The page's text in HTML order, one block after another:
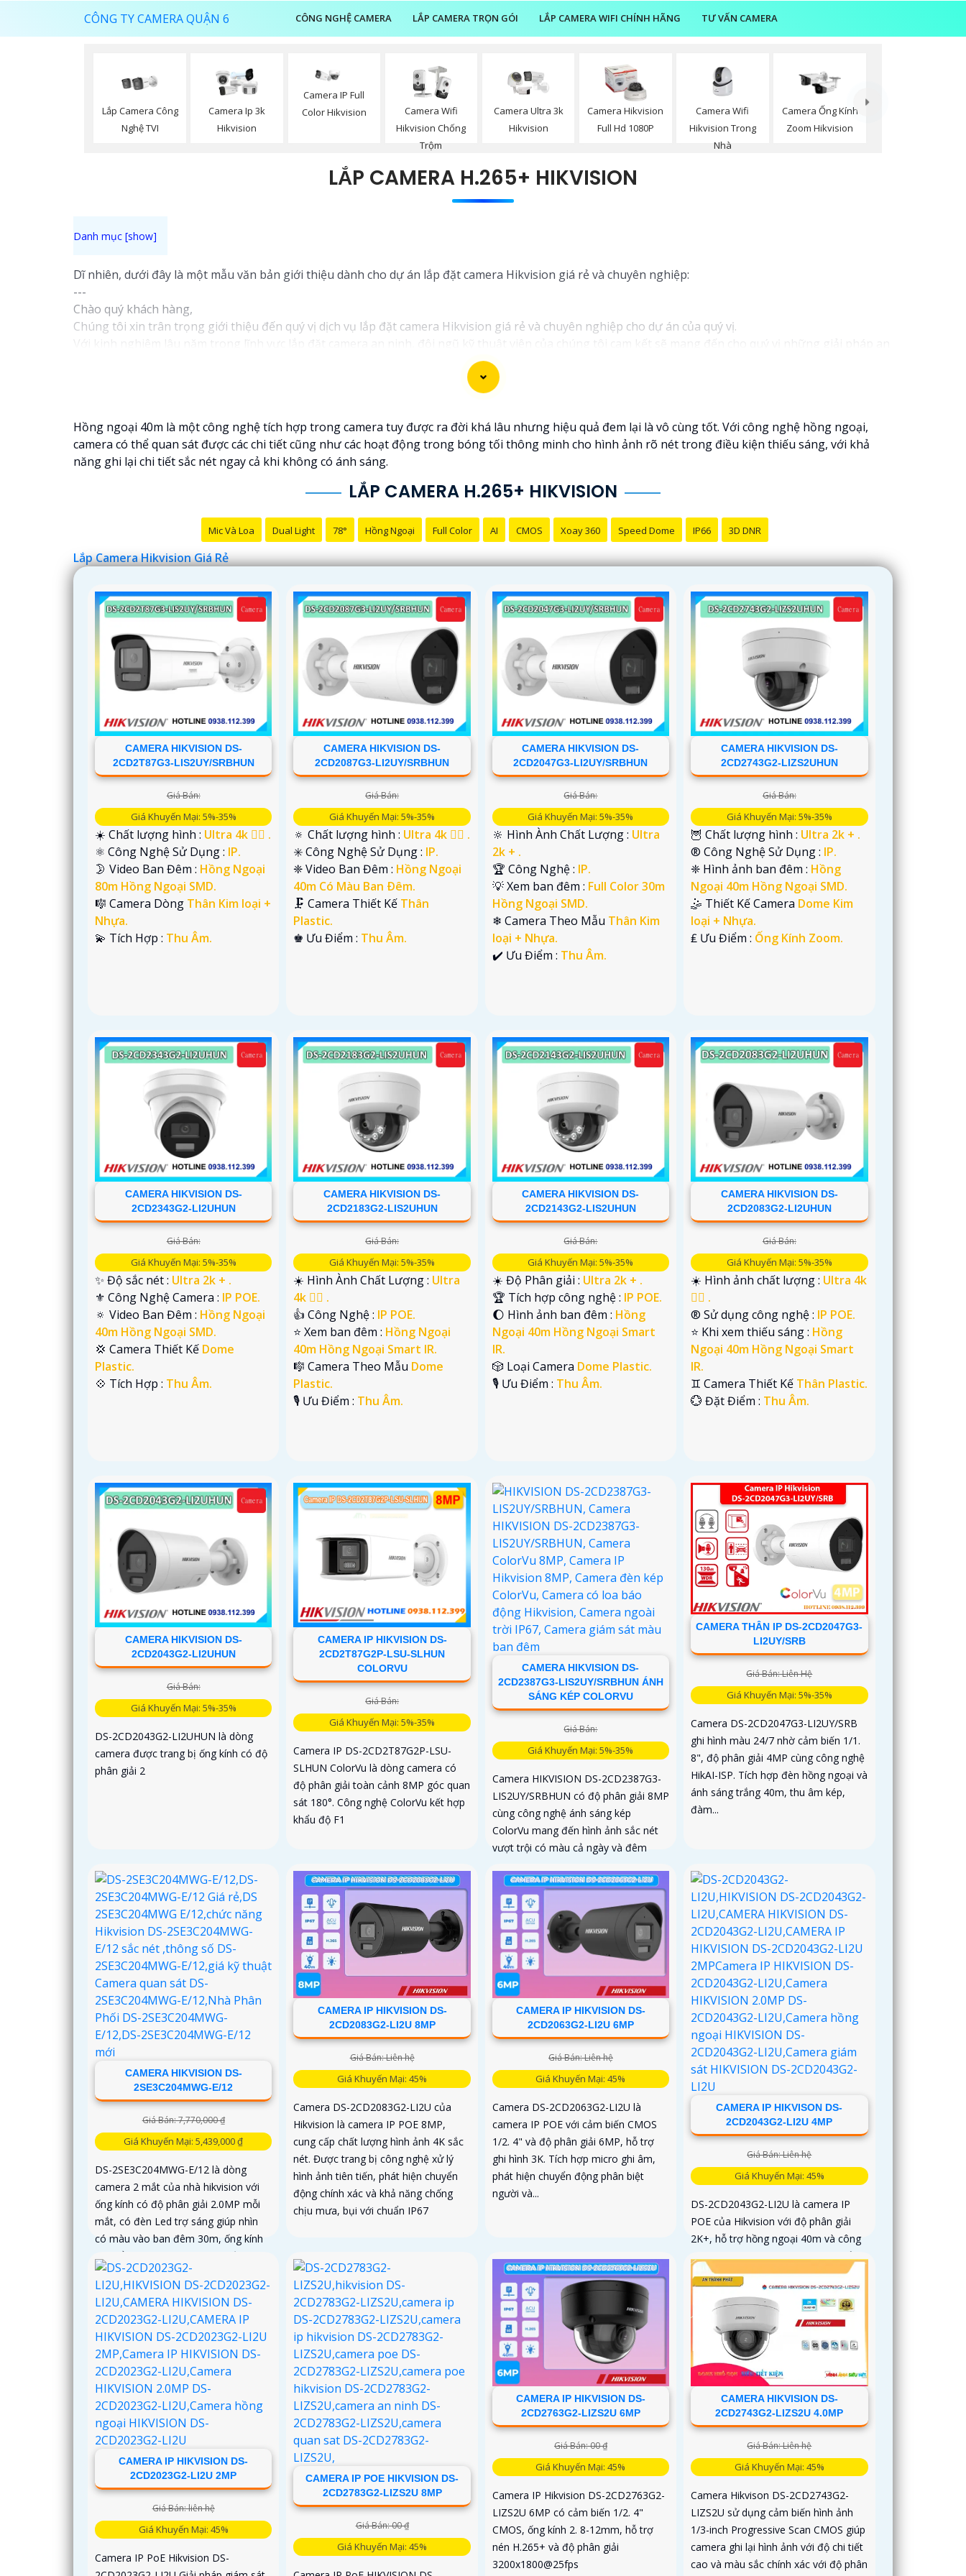
CÔNG TY CAMERA QUẬN 6 CÔNG NGHỆ CAMERA LẮP CAMERA TRỌN GÓI LẮP CAMERA WIFI CHÍNH HÃNG TƯ VẤN CAMERA
Lắp Camera Công
Nghệ TVI
Camera Ip 3k
Hikvision
Camera IP Full
Color Hikvision
Camera Wifi
Hikvision Chống
Trộm
Camera Ultra 3k
Hikvision
Camera Hikvision
Full Hd 1080P
Camera Wifi
Hikvision Trong
Nhà
Camera Ống Kính
Zoom Hikvision
LẮP CAMERA H.265+ HIKVISION
Dĩ nhiên, dưới đây là một mẫu văn bản giới thiệu dành cho dự án lắp đặt camera Hikvision giá rẻ và chuyên nghiệp:
---
Chào quý khách hàng,
Chúng tôi xin trân trọng giới thiệu đến quý vị dịch vụ lắp đặt camera Hikvision giá rẻ và chuyên nghiệp cho dự án của quý vị.
Với kinh nghiệm lâu năm trong lĩnh vực lắp đặt camera an ninh, đội ngũ kỹ thuật viên của chúng tôi cam kết sẽ mang đến cho quý vị những giải pháp an
Camera của Hikvision được biết đến là một trong những thương hiệu hàng đầu thế giới về giải pháp an ninh video. Với các tính năng và công nghệ tiên
chất lượng hình ảnh sắc nét mà còn đem đến sự tin cậy và an toàn cho dự án của quý vị.
Hồng ngoại 40m là một công nghệ tích hợp trong camera tuy được ra đời khá lâu nhưng hiệu quả đem lại là vô cùng tốt. Với công nghệ hồng ngoại,
camera có thể quan sát được các chi tiết cũng như các hoạt động trong bóng tối thông minh cho hình ảnh rõ nét trong điều kiện thiếu sáng, với khả
năng ghi lại chi tiết sắc nét ngay cả khi không có ánh sáng.
LẮP CAMERA H.265+ HIKVISION
Mic Và Loa Dual Light 78° Hồng Ngoại Full Color AI CMOS Xoay 360 Speed Dome IP66 3D DNR
Lắp Camera Hikvision Giá Rẻ
CAMERA HIKVISION DS-
2CD2T87G3-LIS2UY/SRBHUN
Giá Bán:
Giá Khuyến Mại: 5%-35%
☀️ Chất lượng hình : Ultra 4k 👍🏾 .
⚛️ Công Nghệ Sử Dụng : IP.
🌛 Video Ban Đêm : Hồng Ngoại
80m Hồng Ngoại SMD.
🎼️ Camera Dòng Thân Kim loại +
Nhựa.
️💫 Tích Hợp : Thu Âm.
CAMERA HIKVISION DS-
2CD2087G3-LI2UY/SRBHUN
Giá Bán:
Giá Khuyến Mại: 5%-35%
🔅 Chất lượng hình : Ultra 4k 👍🏾 .
✳️ Công Nghệ Sử Dụng : IP.
❈ Video Ban Đêm : Hồng Ngoại
40m Có Màu Ban Ðêm.
🗜️ Camera Thiết Kế Thân
Plastic.
️♚ Ưu Điểm : Thu Âm.
CAMERA HIKVISION DS-
2CD2047G3-LI2UY/SRBHUN
Giá Bán:
Giá Khuyến Mại: 5%-35%
🔆 Hình Ành Chất Lượng : Ultra
2k + .
🏆 Công Nghệ : IP.
💡 Xem ban đêm : Full Color 30m
Hồng Ngoại SMD.
❄ Camera Theo Mẫu Thân Kim
loại + Nhựa.
️✔️ Ưu Điểm : Thu Âm.
CAMERA HIKVISION DS-
2CD2743G2-LIZS2UHUN
Giá Bán:
Giá Khuyến Mại: 5%-35%
🦉 Chất lượng hình : Ultra 2k + .
®️ Công Nghệ Sử Dụng : IP.
❈ Hình ảnh ban đêm : Hồng
Ngoại 40m Hồng Ngoại SMD.
🤹 Thiết Kế Camera Dome Kim
loại + Nhựa.
️₤ Ưu Điểm : Ống Kính Zoom.
CAMERA HIKVISION DS-
2CD2343G2-LI2UHUN
Giá Bán:
Giá Khuyến Mại: 5%-35%
✨ Độ sắc nét : Ultra 2k + .
⚜️ Công Nghệ Camera : IP POE.
🔅 Video Ban Đêm : Hồng Ngoại
40m Hồng Ngoại SMD.
💢 Camera Thiết Kế Dome
Plastic.
️💠 Tích Hợp : Thu Âm.
CAMERA HIKVISION DS-
2CD2183G2-LIS2UHUN
Giá Bán:
Giá Khuyến Mại: 5%-35%
☀️ Hình Ành Chất Lượng : Ultra
4k 👍🏾 .
👍 Công Nghệ : IP POE.
⭐ Xem ban đêm : Hồng Ngoại
40m Hồng Ngoại Smart IR.
🎼️ Camera Theo Mẫu Dome
Plastic.
️🎙 Ưu Điểm : Thu Âm.
CAMERA HIKVISION DS-
2CD2143G2-LIS2UHUN
Giá Bán:
Giá Khuyến Mại: 5%-35%
☀️ Độ Phân giải : Ultra 2k + .
🏆 Tích hợp công nghệ : IP POE.
🌔 Hình ảnh ban đêm : Hồng
Ngoại 40m Hồng Ngoại Smart
IR.
🎲 Loại Camera Dome Plastic.
️🎙 Ưu Điểm : Thu Âm.
CAMERA HIKVISION DS-
2CD2083G2-LI2UHUN
Giá Bán:
Giá Khuyến Mại: 5%-35%
☀️ Hình ảnh chất lượng : Ultra 4k
👍🏾 .
®️ Sử dụng công nghệ : IP POE.
⭐ Khi xem thiếu sáng : Hồng
Ngoại 40m Hồng Ngoại Smart
IR.
♊ Camera Thiết Kế Thân Plastic.
️💮 Đặt Điểm : Thu Âm.
CAMERA HIKVISION DS-
2CD2043G2-LI2UHUN
Giá Bán:
Giá Khuyến Mại: 5%-35%
DS-2CD2043G2-LI2UHUN là dòng
camera được trang bị ống kính có độ
phân giải 2
CAMERA IP HIKVISION DS-
2CD2T87G2P-LSU-SLHUN
COLORVU
Giá Bán:
Giá Khuyến Mại: 5%-35%
Camera IP DS-2CD2T87G2P-LSU-
SLHUN ColorVu là dòng camera có
độ phân giải toàn cảnh 8MP góc quan
sát 180°. Công nghệ ColorVu kết hợp
khẩu độ F1
CAMERA HIKVISION DS-
2CD2387G3-LIS2UY/SRBHUN ÁNH
SÁNG KÉP COLORVU
Giá Bán:
Giá Khuyến Mại: 5%-35%
Camera HIKVISION DS-2CD2387G3-
LIS2UY/SRBHUN có độ phân giải 8MP
cùng công nghệ ánh sáng kép
ColorVu mang đến hình ảnh sắc nét
vượt trội có màu cả ngày và đêm
CAMERA THÂN IP DS-2CD2047G3-
LI2UY/SRB
Giá Bán: Liên Hệ
Giá Khuyến Mại: 5%-35%
Camera DS-2CD2047G3-LI2UY/SRB
ghi hình màu 24/7 nhờ cảm biến 1/1.
8", độ phân giải 4MP cùng công nghệ
HikAI-ISP. Tích hợp đèn hồng ngoại và
ánh sáng trắng 40m, thu âm kép,
đàm...
CAMERA HIKVISION DS-
2SE3C204MWG-E/12
Giá Bán: 7,770,000 ₫
Giá Khuyến Mại: 5,439,000 ₫
DS-2SE3C204MWG-E/12 là dòng
camera 2 mắt của nhà hikvision với
ống kính có độ phân giải 2.0MP mỗi
mắt, có đèn Led trợ sáng giúp nhìn
có màu vào ban đêm 30m, ống kính
có thể thu phóng, trang bị chống
ngược sáng DWDR
CAMERA IP HIKVISION DS-
2CD2083G2-LI2U 8MP
Giá Bán: Liên hệ
Giá Khuyến Mại: 45%
Camera DS-2CD2083G2-LI2U của
Hikvision là camera IP POE 8MP,
cung cấp chất lượng hình ảnh 4K sắc
nét. Được trang bị công nghệ xử lý
hình ảnh tiên tiến, phát hiện chuyển
động chính xác và khả năng chống
chịu mưa, bụi với chuẩn IP67
CAMERA IP HIKVISION DS-
2CD2063G2-LI2U 6MP
Giá Bán: Liên hệ
Giá Khuyến Mại: 45%
Camera DS-2CD2063G2-LI2U là
camera IP POE với cảm biến CMOS
1/2. 4" và độ phân giải 6MP, hỗ trợ
ghi hình 3K. Tích hợp micro ghi âm,
phát hiện chuyển động phân biệt
người và...
CAMERA IP HIKVISON DS-
2CD2043G2-LI2U 4MP
Giá Bán: Liên hệ
Giá Khuyến Mại: 45%
DS-2CD2043G2-LI2U là camera IP
POE của Hikvision với độ phân giải
2K+, hỗ trợ hồng ngoại 40m và công
nghệ Smart Hybrid Light cho hình ảnh
ban đêm màu khi phát hiện chuyển
động. Camera còn có tính năng phát
hiện xâm nhập, hàng rào ảo và phân
biệt người, phương tiện
CAMERA IP HIKVISION DS-
2CD2023G2-LI2U 2MP
Giá Bán: liên hệ
Giá Khuyến Mại: 45%
Camera IP PoE Hikvision DS-
CAMERA IP POE HIKVISION DS-
2CD2783G2-LIZS2U 8MP
Giá Bán: 00 ₫
Giá Khuyến Mại: 45%
CAMERA IP HIKVISION DS-
2CD2763G2-LIZS2U 6MP
Giá Bán: 00 ₫
Giá Khuyến Mại: 45%
Camera IP Hikvision DS-2CD2763G2-
LIZS2U 6MP có cảm biến 1/2. 4"
CMOS, ống kính 2. 8-12mm, hỗ trợ
nén H.265+ và độ phân giải
3200x1800@25fps
CAMERA HIKVISION DS-
2CD2743G2-LIZS2U 4.0MP
Giá Bán: Liên hệ
Giá Khuyến Mại: 45%
Camera Hikvison DS-2CD2743G2-
LIZS2U sử dụng cảm biến hình ảnh
1/3-inch Progressive Scan CMOS giúp
camera ghi lại hình ảnh với độ chi tiết
cao và màu sắc chính xác với độ phân